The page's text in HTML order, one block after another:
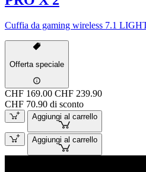
Cuffia da gaming wireless 7.1
Offerta speciale
CHF 169.00 CHF 239.90
CHF 70.90 di sconto
Aggiungi al carrello
Aggiungi al carrello